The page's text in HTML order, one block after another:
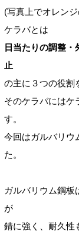
(写真上でオレン
ケラバとは
日当たりの調整
止
の主に３つの役割
そのケラバにはケ
す。
今回はガルバリウ
た。
ガルバリウム鋼板
が
錆に強く、耐久性